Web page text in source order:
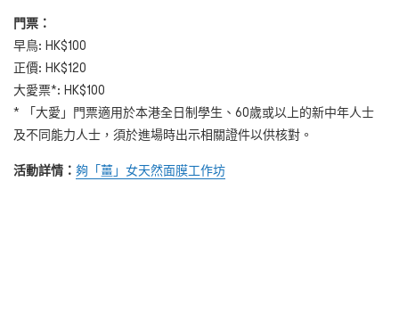
門票：
早鳥: HK$100
正價: HK$120
大愛票*: HK$100
* 「大愛」門票適用於本港全日制學生、60歲或以上的新中年人士
及不同能力人士，須於進場時出示相關證件以供核對。
活動詳情： 夠「薑」女天然面膜工作坊